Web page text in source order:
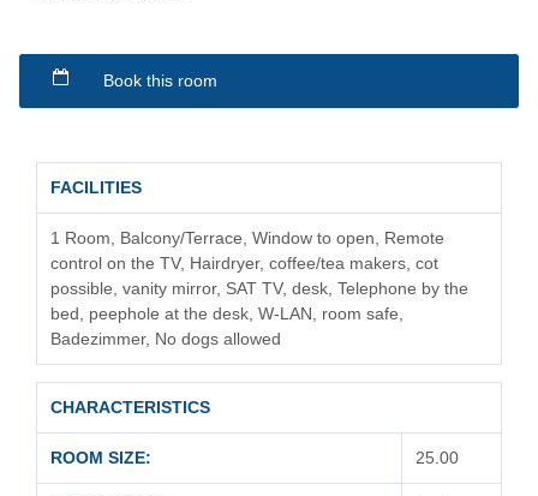
Book this room
FACILITIES
1 Room, Balcony/Terrace, Window to open, Remote
control on the TV, Hairdryer, coffee/tea makers, cot
possible, vanity mirror, SAT TV, desk, Telephone by the
bed, peephole at the desk, W-LAN, room safe,
Badezimmer, No dogs allowed
CHARACTERISTICS
ROOM SIZE: 25.00